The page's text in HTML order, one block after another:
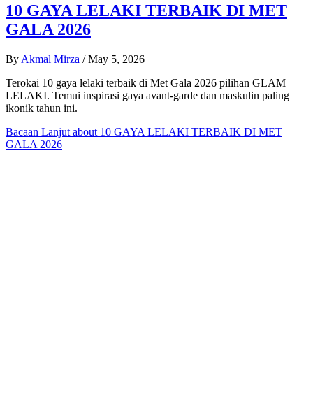
10 GAYA LELAKI TERBAIK DI MET
GALA 2026
By Akmal Mirza / May 5, 2026
Terokai 10 gaya lelaki terbaik di Met Gala 2026 pilihan GLAM
LELAKI. Temui inspirasi gaya avant-garde dan maskulin paling
ikonik tahun ini.
Bacaan Lanjut about 10 GAYA LELAKI TERBAIK DI MET
GALA 2026